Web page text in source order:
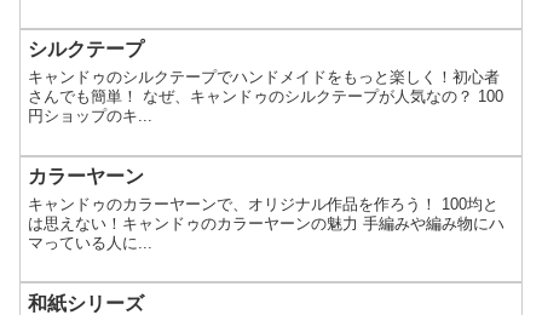
シルクテープ
キャンドゥのシルクテープでハンドメイドをもっと楽しく！初心者
さんでも簡単！ なぜ、キャンドゥのシルクテープが人気なの？ 100
円ショップのキ...
カラーヤーン
キャンドゥのカラーヤーンで、オリジナル作品を作ろう！ 100均と
は思えない！キャンドゥのカラーヤーンの魅力 手編みや編み物にハ
マっている人に...
和紙シリーズ